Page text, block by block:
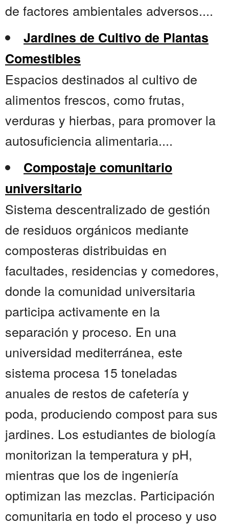
de factores ambientales adversos....
Jardines de Cultivo de Plantas
Comestibles
Espacios destinados al cultivo de
alimentos frescos, como frutas,
verduras y hierbas, para promover la
autosuficiencia alimentaria....
Compostaje comunitario
universitario
Sistema descentralizado de gestión
de residuos orgánicos mediante
composteras distribuidas en
facultades, residencias y comedores,
donde la comunidad universitaria
participa activamente en la
separación y proceso. En una
universidad mediterránea, este
sistema procesa 15 toneladas
anuales de restos de cafetería y
poda, produciendo compost para sus
jardines. Los estudiantes de biología
monitorizan la temperatura y pH,
mientras que los de ingeniería
optimizan las mezclas. Participación
comunitaria en todo el proceso y uso